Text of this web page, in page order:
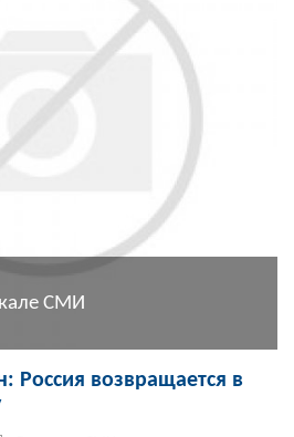
СМИ
Россия возвращается в